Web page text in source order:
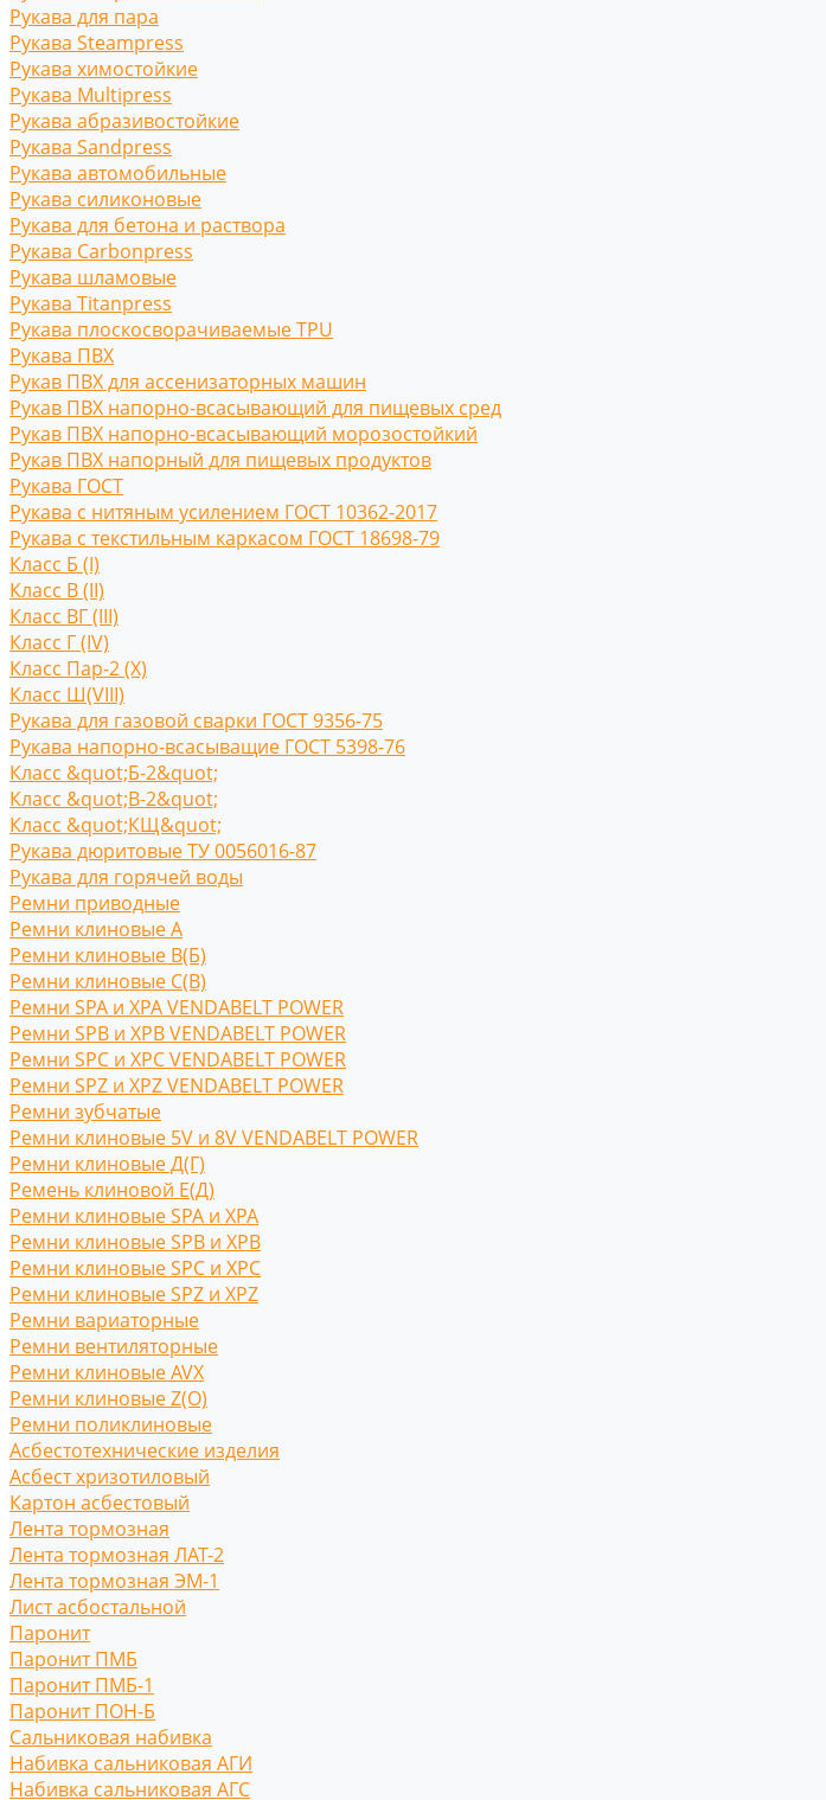
Рукава для пара
Рукава Steampress
Рукава химостойкие
Рукава Multipress
Рукава абразивостойкие
Рукава Sandpress
Рукава автомобильные
Рукава силиконовые
Рукава для бетона и раствора
Рукава Carbonpress
Рукава шламовые
Рукава Titanpress
Рукава плоскосворачиваемые TPU
Рукава ПВХ
Рукав ПВХ для ассенизаторных машин
Рукав ПВХ напорно-всасывающий для пищевых сред
Рукав ПВХ напорно-всасывающий морозостойкий
Рукав ПВХ напорный для пищевых продуктов
Рукава ГОСТ
Рукава с нитяным усилением ГОСТ 10362-2017
Рукава с текстильным каркасом ГОСТ 18698-79
Класс Б (I)
Класс В (II)
Класс ВГ (III)
Класс Г (IV)
Класс Пар-2 (X)
Класс Ш(VIII)
Рукава для газовой сварки ГОСТ 9356-75
Рукава напорно-всасыващие ГОСТ 5398-76
Класс &quot;Б-2&quot;
Класс &quot;В-2&quot;
Класс &quot;КЩ&quot;
Рукава дюритовые ТУ 0056016-87
Рукава для горячей воды
Ремни приводные
Ремни клиновые A
Ремни клиновые В(Б)
Ремни клиновые С(B)
Ремни SPA и XPA VENDABELT POWER
Ремни SPB и XPB VENDABELT POWER
Ремни SPC и XPC VENDABELT POWER
Ремни SPZ и XPZ VENDABELT POWER
Ремни зубчатые
Ремни клиновые 5V и 8V VENDABELT POWER
Ремни клиновые Д(Г)
Ремень клиновой Е(Д)
Ремни клиновые SPA и XPA
Ремни клиновые SPB и XPB
Ремни клиновые SPC и XPC
Ремни клиновые SPZ и XPZ
Ремни вариаторные
Ремни вентиляторные
Ремни клиновые AVX
Ремни клиновые Z(O)
Ремни поликлиновые
Асбестотехнические изделия
Асбест хризотиловый
Картон асбестовый
Лента тормозная
Лента тормозная ЛАТ-2
Лента тормозная ЭМ-1
Лист асбостальной
Паронит
Паронит ПМБ
Паронит ПМБ-1
Паронит ПОН-Б
Сальниковая набивка
Набивка сальниковая АГИ
Набивка сальниковая АГС